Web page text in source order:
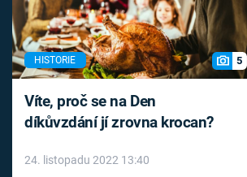
HISTORIE 5
Víte, proč se na Den
díkůvzdání jí zrovna krocan?
24. listopadu 2022 13:40